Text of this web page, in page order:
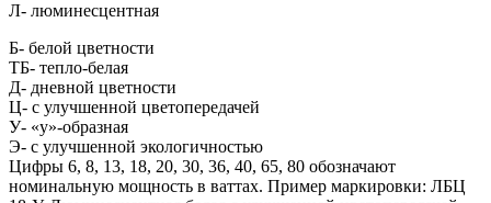
Л- люминесцентная
Б- белой цветности
ТБ- тепло-белая
Д- дневной цветности
Ц- с улучшенной цветопередачей
У- «у»-образная
Э- с улучшенной экологичностью
Цифры 6, 8, 13, 18, 20, 30, 36, 40, 65, 80 обозначают
номинальную мощность в ваттах. Пример маркировки: ЛБЦ